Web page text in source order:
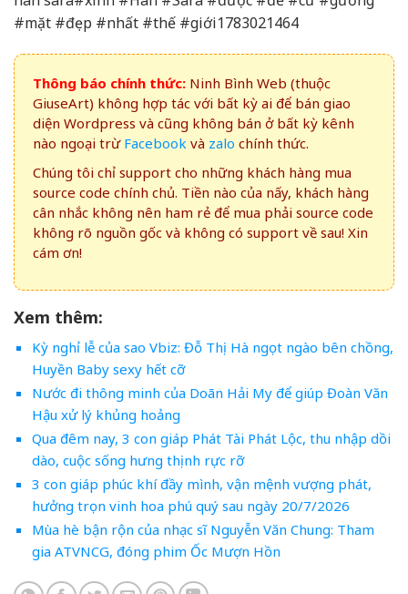
#mặt #đẹp #nhất #thế #giới1783021464
Thông báo chính thức: Ninh Bình Web (thuộc
GiuseArt) không hợp tác với bất kỳ ai để bán giao
diện Wordpress và cũng không bán ở bất kỳ kênh
nào ngoại trừ Facebook và zalo chính thức.
Chúng tôi chỉ support cho những khách hàng mua
source code chính chủ. Tiền nào của nấy, khách hàng
cân nhắc không nên ham rẻ để mua phải source code
không rõ nguồn gốc và không có support về sau! Xin
cám ơn!
Xem thêm:
Kỳ nghỉ lễ của sao Vbiz: Đỗ Thị Hà ngọt ngào bên chồng,
Huyền Baby sexy hết cỡ
Nước đi thông minh của Doãn Hải My để giúp Đoàn Văn
Hậu xử lý khủng hoảng
Qua đêm nay, 3 con giáp Phát Tài Phát Lộc, thu nhập dồi
dào, cuộc sống hưng thịnh rực rỡ
3 con giáp phúc khí đầy mình, vận mệnh vượng phát,
hưởng trọn vinh hoa phú quý sau ngày 20/7/2026
Mùa hè bận rộn của nhạc sĩ Nguyễn Văn Chung: Tham
gia ATVNCG, đóng phim Ốc Mượn Hồn